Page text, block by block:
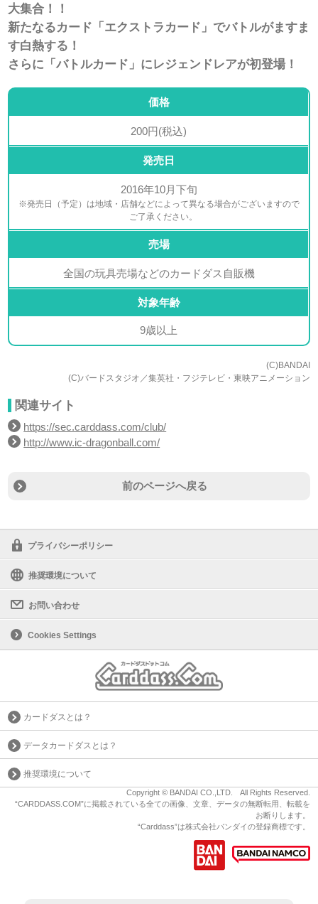
大集合！！
新たなるカード「エクストラカード」でバトルがますま
す白熱する！
さらに「バトルカード」にレジェンドレアが初登場！
価格
200円(税込)
発売日
2016年10月下旬
※発売日（予定）は地域・店舗などによって異なる場合がございますので
ご了承ください。
売場
全国の玩具売場などのカードダス自販機
対象年齢
9歳以上
(C)BANDAI
(C)バードスタジオ／集英社・フジテレビ・東映アニメーション
関連サイト
https://sec.carddass.com/club/
http://www.ic-dragonball.com/
前のページへ戻る
プライバシーポリシー
推奨環境について
お問い合わせ
Cookies Settings
カードダスとは？
データカードダスとは？
推奨環境について
Copyright © BANDAI CO.,LTD. All Rights Reserved.
“CARDDASS.COM”に掲載されている全ての画像、文章、データの無断転用、転載を
お断りします。
“Carddass”は株式会社バンダイの登録商標です。